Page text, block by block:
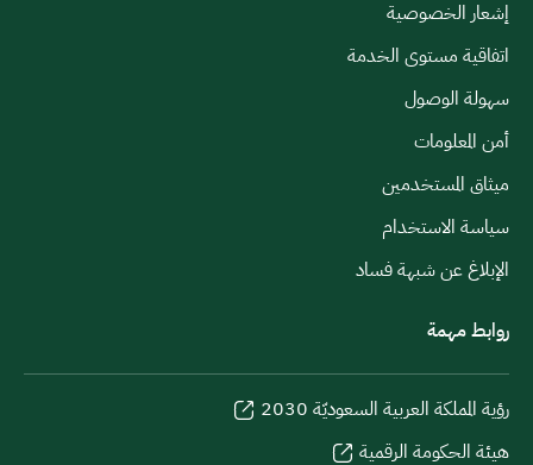
إشعار الخصوصية
اتفاقية مستوى الخدمة
سهولة الوصول
أمن المعلومات
ميثاق المستخدمين
سياسة الاستخدام
الإبلاغ عن شبهة فساد
روابط مهمة
رؤية المملكة العربية السعوديّة 2030
هيئة الحكومة الرقمية